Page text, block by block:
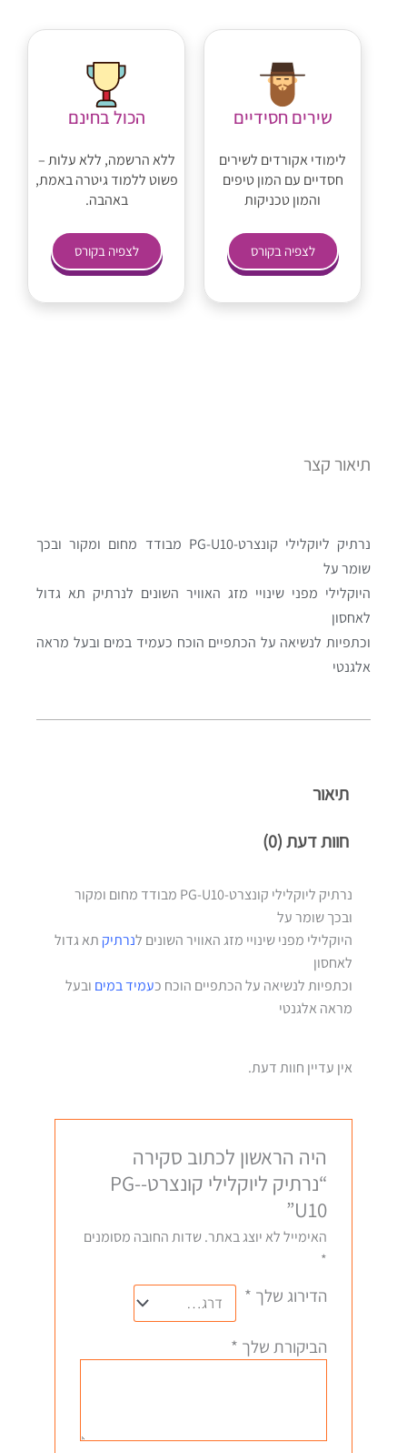
שירים חסידיים
לימודי אקורדים לשירים
חסדיים עם המון טיפים
והמון טכניקות
לצפיה בקורס
הכול בחינם
ללא הרשמה, ללא עלות –
פשוט ללמוד גיטרה באמת,
באהבה.
לצפיה בקורס
תיאור קצר
נרתיק ליוקלילי קונצרט-PG-U10 מבודד מחום ומקור ובכך
שומר על
היוקלילי מפני שינויי מזג האוויר השונים לנרתיק תא גדול
לאחסון
וכתפיות לנשיאה על הכתפיים הוכח כעמיד במים ובעל מראה
אלגנטי
תיאור
חוות דעת (0)
נרתיק ליוקלילי קונצרט-PG-U10 מבודד מחום ומקור
ובכך שומר על
היוקלילי מפני שינויי מזג האוויר השונים לנרתיק תא גדול
לאחסון
וכתפיות לנשיאה על הכתפיים הוכח כעמיד במים ובעל
מראה אלגנטי
אין עדיין חוות דעת.
היה הראשון לכתוב סקירה
“נרתיק ליוקלילי קונצרט-PG-
U10”
האימייל לא יוצג באתר.שדות החובה מסומנים
*
הדירוג שלך *
הביקורת שלך *